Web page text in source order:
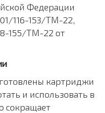
Федерации
116-153/ТМ-22,
155/ТМ-22 от
картриджи
и использовать в
сокращает